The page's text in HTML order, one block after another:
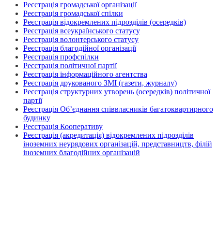
Реєстрація громадської організації
Реєстрація громадської спілки
Реєстрація відокремлених підрозділів (осередків)
Реєстрація всеукраїнського статусу
Реєстрація волонтерського статусу
Реєстрація благодійної організації
Реєстрація профспілки
Реєстрація політичної партії
Реєстрація інформаційного агентства
Реєстрація друкованого ЗМІ (газети, журналу)
Реєстрація структурних утворень (осередків) політичної
партії
Реєстрація Об’єднання співвласників багатоквартирного
будинку
Реєстрація Кооперативу
Реєстрація (акредитація) відокремлених підрозділів
іноземних неурядових організацій, представництв, філій
іноземних благодійних організацій